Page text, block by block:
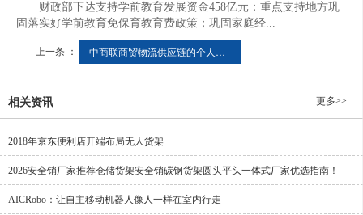
财政部下达支持学前教育发展资金458亿元：重点支持地方巩
固落实好学前教育免保育教育费政策；巩固家庭经...
上一条 ： 中商联商贸物流供应链的个人主页
相关资讯 更多>>
2018年京东便利店开端布局无人货架
2026安全销厂家推荐仓储货架安全销碳钢货架圆头平头一体式厂家优选指南！
AICRobo：让自主移动机器人像人一样在室内行走